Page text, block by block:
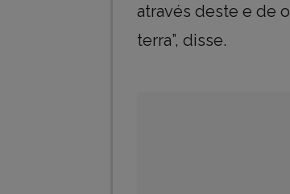
através deste e de
terra”, disse.